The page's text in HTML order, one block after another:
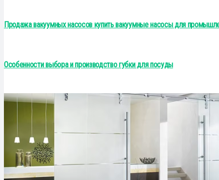
Продажа вакуумных насосов купить вакуумные насосы для
Особенности выбора и производство губки для посуды